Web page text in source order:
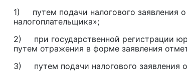
1) путем подачи налогового заявления
налогоплательщика»;
2) при государственной регистрации
путем отражения в форме заявления
3) путем подачи налогового заявления